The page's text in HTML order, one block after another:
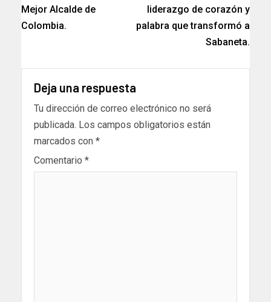
Mejor Alcalde de
Colombia.
liderazgo de corazón y
palabra que transformó a
Sabaneta.
Deja una respuesta
Tu dirección de correo electrónico no será
publicada. Los campos obligatorios están
marcados con *
Comentario *